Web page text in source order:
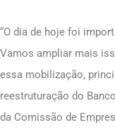
“O dia de hoje foi
Vamos ampliar mais
essa mobilização,
reestruturação do
da Comissão de